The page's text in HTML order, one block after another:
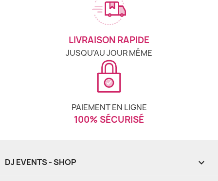
LIVRAISON RAPIDE
JUSQU'AU JOUR MÊME
PAIEMENT EN LIGNE
100% SÉCURISÉ
DJ EVENTS - SHOP 